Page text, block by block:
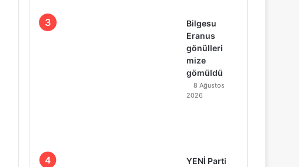
Bilgesu
Eranus
gönülleri
mize
gömüldü
8 Ağustos
2026
YENİ Parti